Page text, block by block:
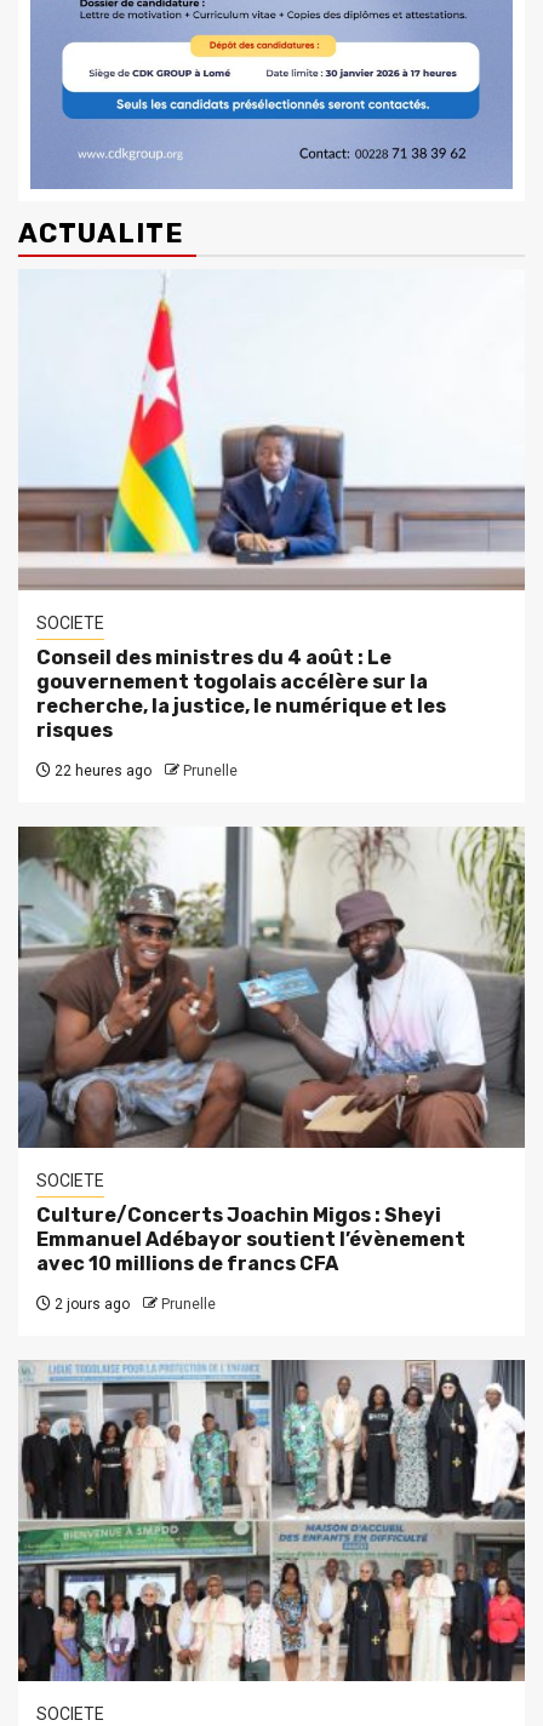
ACTUALITE
SOCIETE
Conseil des ministres du 4 août : Le
gouvernement togolais accélère sur la
recherche, la justice, le numérique et les
risques
22 heures ago Prunelle
SOCIETE
Culture/Concerts Joachin Migos : Sheyi
Emmanuel Adébayor soutient l’évènement
avec 10 millions de francs CFA
2 jours ago Prunelle
SOCIETE